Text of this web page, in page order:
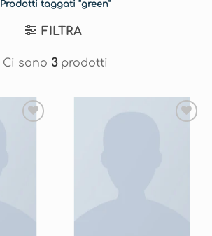
Prodotti taggati “green”
FILTRA
Ci sono 3prodotti